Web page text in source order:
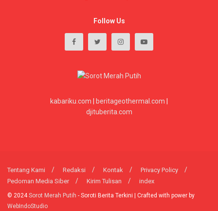
Follow Us
kabariku.com beritageothermal.com
djituberita.com
Tentang Kami Redaksi Kontak
Privacy Policy
Pedoman Media Siber
Kirim Tulisan index
© 2024Sorot Merah Putih - Soroti Berita Terkini | Crafted with power by
WebIndoStudio